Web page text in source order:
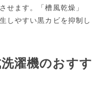
せます。「槽風乾燥」
しやすい黒カビを抑制し
濯機のおすす